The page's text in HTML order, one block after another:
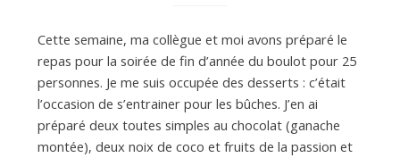
Cette semaine, ma collègue et moi avons préparé le
repas pour la soirée de fin d’année du boulot pour 25
personnes. Je me suis occupée des desserts : c’était
l’occasion de s’entrainer pour les bûches. J’en ai
préparé deux toutes simples au chocolat (ganache
montée), deux noix de coco et fruits de la passion et